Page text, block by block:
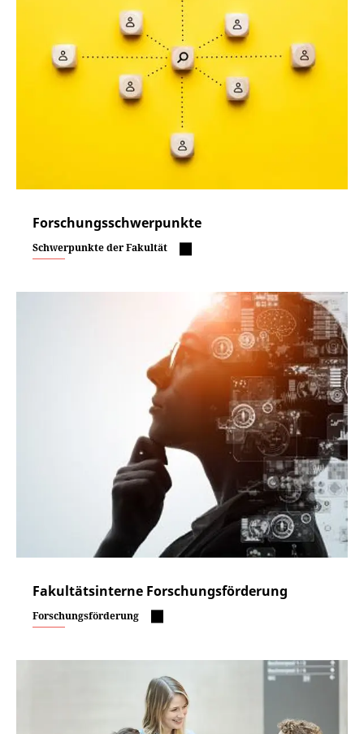
Forschungsschwerpunkte
Schwerpunkte der Fakultät
Fakultätsinterne Forschungsförderung
Forschungsförderung